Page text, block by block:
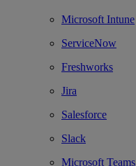
Microsoft Intune
ServiceNow
Freshworks
Jira
Salesforce
Slack
Microsoft Teams